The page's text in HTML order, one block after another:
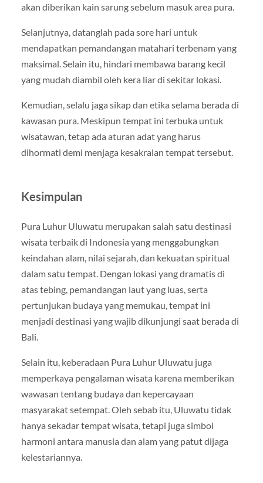
akan diberikan kain sarung sebelum masuk area pura.
Selanjutnya, datanglah pada sore hari untuk
mendapatkan pemandangan matahari terbenam yang
maksimal. Selain itu, hindari membawa barang kecil
yang mudah diambil oleh kera liar di sekitar lokasi.
Kemudian, selalu jaga sikap dan etika selama berada di
kawasan pura. Meskipun tempat ini terbuka untuk
wisatawan, tetap ada aturan adat yang harus
dihormati demi menjaga kesakralan tempat tersebut.
Kesimpulan
Pura Luhur Uluwatu merupakan salah satu destinasi
wisata terbaik di Indonesia yang menggabungkan
keindahan alam, nilai sejarah, dan kekuatan spiritual
dalam satu tempat. Dengan lokasi yang dramatis di
atas tebing, pemandangan laut yang luas, serta
pertunjukan budaya yang memukau, tempat ini
menjadi destinasi yang wajib dikunjungi saat berada di
Bali.
Selain itu, keberadaan Pura Luhur Uluwatu juga
memperkaya pengalaman wisata karena memberikan
wawasan tentang budaya dan kepercayaan
masyarakat setempat. Oleh sebab itu, Uluwatu tidak
hanya sekadar tempat wisata, tetapi juga simbol
harmoni antara manusia dan alam yang patut dijaga
kelestariannya.